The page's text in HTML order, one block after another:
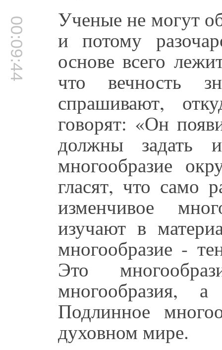
00:09:44 Ученые не могут
и потому
основе всего
что вечность
спрашивают,
говорят: «Он
должны задать
многообразие
гласят, что само
изменчивое
изучают в
многообразие -
Это
многообразия,
Подлинное
духовном мире.